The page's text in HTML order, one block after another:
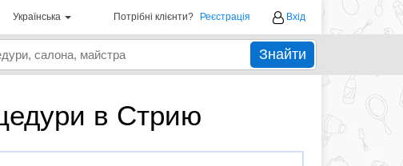
Українська Потрібні клієнти? Реєстрація Вхід
Знайти
в Стрию